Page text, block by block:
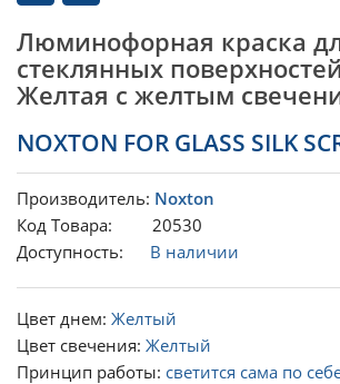
Люминофорная краска
стеклянных
Желтая с желтым
NOXTON FOR GLASS SILK
Производитель: Noxton
Код Товара: 20530
Доступность: В наличии
Цвет днем: Желтый
Цвет свечения: Желтый
Принцип работы: светится сама по